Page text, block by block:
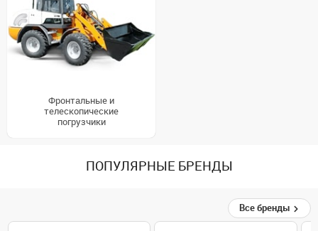
Фронтальные и
телескопические
погрузчики
ПОПУЛЯРНЫЕ БРЕНДЫ
Все бренды